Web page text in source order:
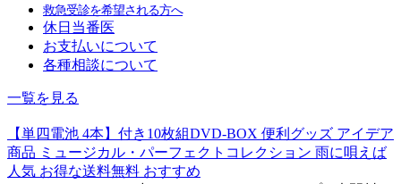
救急受診を希望される方へ
休日当番医
お支払いについて
各種相談について
一覧を見る
【単四電池 4本】付き10枚組DVD-BOX 便利グッズ アイデア
商品 ミュージカル・パーフェクトコレクション 雨に唄えば
人気 お得な送料無料 おすすめ